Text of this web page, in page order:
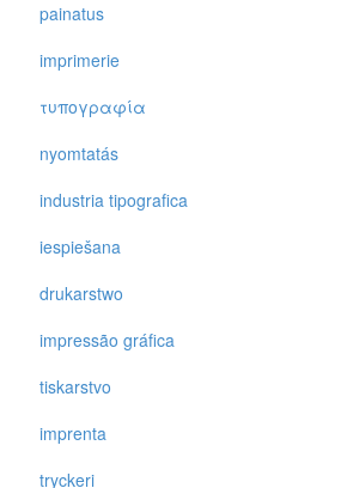
painatus
imprimerie
τυπoγραφία
nyomtatás
industria tipografica
iespiešana
drukarstwo
impressão gráfica
tiskarstvo
imprenta
tryckeri